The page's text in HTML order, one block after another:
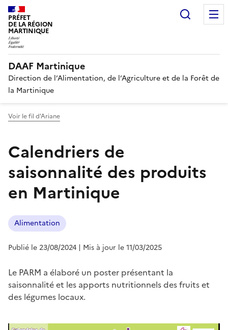
PRÉFET
DE LA RÉGION
MARTINIQUE
DAAF Martinique
Direction de l’Alimentation, de l’Agriculture et de la Forêt de
la Martinique
Voir le fil d'Ariane
Calendriers de
saisonnalité des produits
en Martinique
Alimentation
Publié le 23/08/2024 | Mis à jour le 11/03/2025
Le PARM a élaboré un poster présentant la
saisonnalité et les apports nutritionnels des fruits et
des légumes locaux.